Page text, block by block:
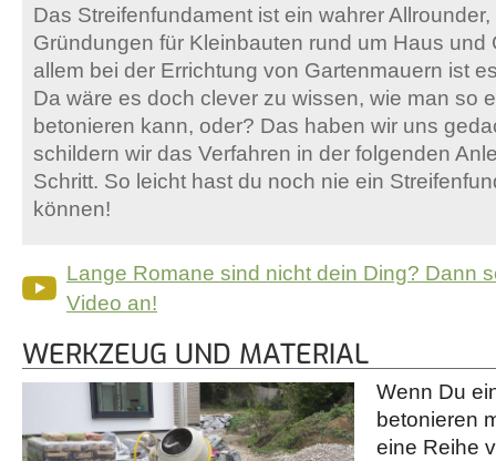
Das Streifenfundament ist ein wahrer
Gründungen für Kleinbauten rund um Haus und
allem bei der Errichtung von Gartenmauern ist
Da wäre es doch clever zu wissen, wie man so
betonieren kann, oder? Das haben wir uns
schildern wir das Verfahren in der folgenden
Schritt. So leicht hast du noch nie ein
können!
Lange Romane sind nicht dein Ding? Dann
Video an!
WERKZEUG UND MATERIAL
Wenn Du
betonieren
eine Reihe